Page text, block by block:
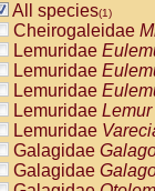
All species(1)
Cheirogaleidae
Lemuridae
Lemuridae
Lemuridae
Lemuridae Lemur
Lemuridae
Galagidae
Galagidae